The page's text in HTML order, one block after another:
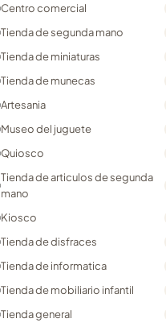
Centro comercial
Tienda de segunda mano
Tienda de miniaturas
Tienda de munecas
Artesania
Museo del juguete
Quiosco
Tienda de articulos de segunda
mano
Kiosco
Tienda de disfraces
Tienda de informatica
Tienda de mobiliario infantil
Tienda general